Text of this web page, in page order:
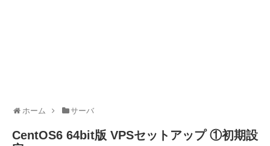
ホーム サーバ
CentOS6 64bit版 VPSセットアップ ①初期設